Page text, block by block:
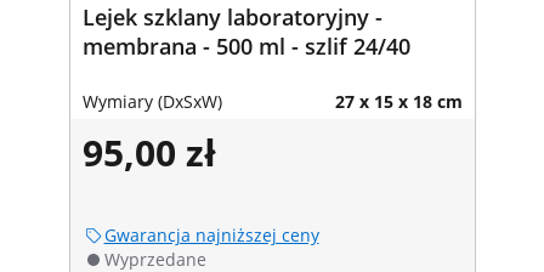
Lejek szklany laboratoryjny -
membrana - 500 ml - szlif 24/40
Wymiary (DxSxW) 27 x 15 x 18 cm
95,00 zł
Gwarancja najniższej ceny
Wyprzedane